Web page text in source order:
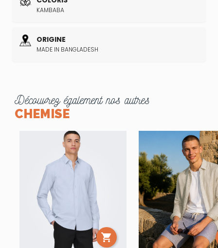
KAMBABA
ORIGINE
MADE IN BANGLADESH
Découvrez également nos autres
CHEMISE
